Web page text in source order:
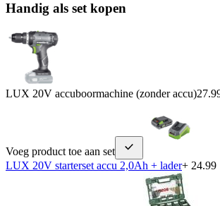
Handig als set kopen
LUX 20V accuboormachine (zonder accu)
Voeg product toe aan set
LUX 20V starterset accu 2,0Ah + lader+ 24.99